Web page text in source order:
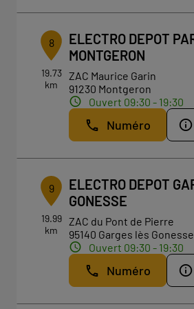
8
19.73
km
ELECTRO DEPOT
MONTGERON
ZAC Maurice Garin
91230 Montgeron
Ouvert 09:30 - 19:30
Numéro
9
19.99
km
ELECTRO DEPOT
GONESSE
ZAC du Pont de Pierre
95140 Garges lès Gonesse
Ouvert 09:30 - 19:30
Numéro